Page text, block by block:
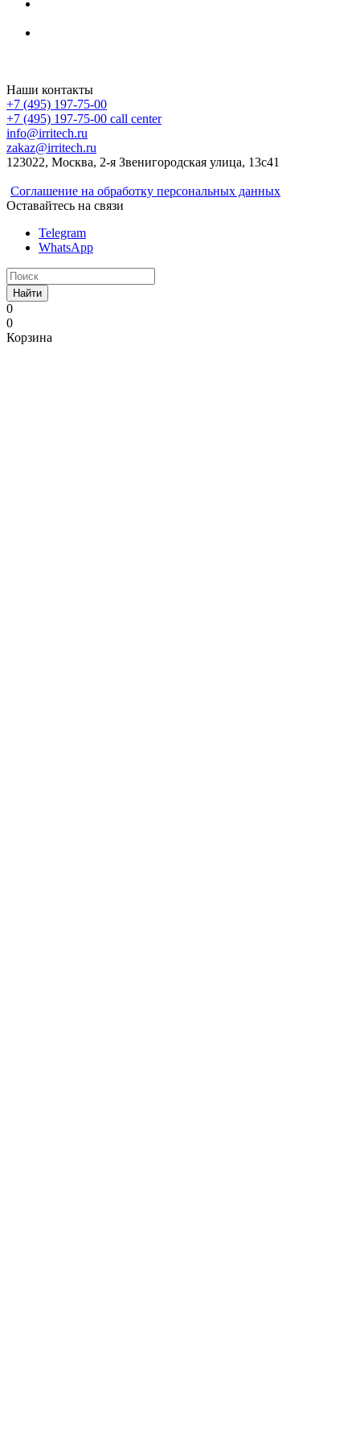
Наши контакты
+7 (495) 197-75-00
+7 (495) 197-75-00 call center
info@irritech.ru
zakaz@irritech.ru
123022, Москва, 2-я Звенигородская улица, 13с41
Соглашение на обработку персональных данных
Оставайтесь на связи
Telegram
WhatsApp
Найти
0
0
Корзина